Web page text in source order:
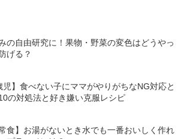
の自由研究に！果物・野菜の変色はどうやっ
げる？
児】食べない子にママがやりがちなNG対応と
の対処法と好き嫌い克服レシピ
常食】お湯がないとき水でも一番おいしく作れ